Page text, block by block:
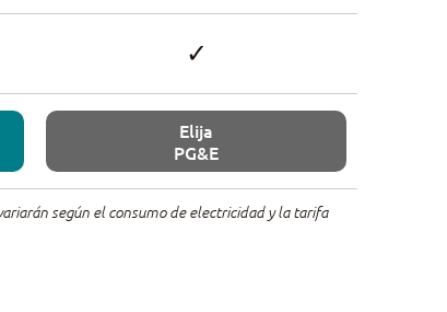
✓
Elija
PG&E
según el consumo de electricidad y la tarifa